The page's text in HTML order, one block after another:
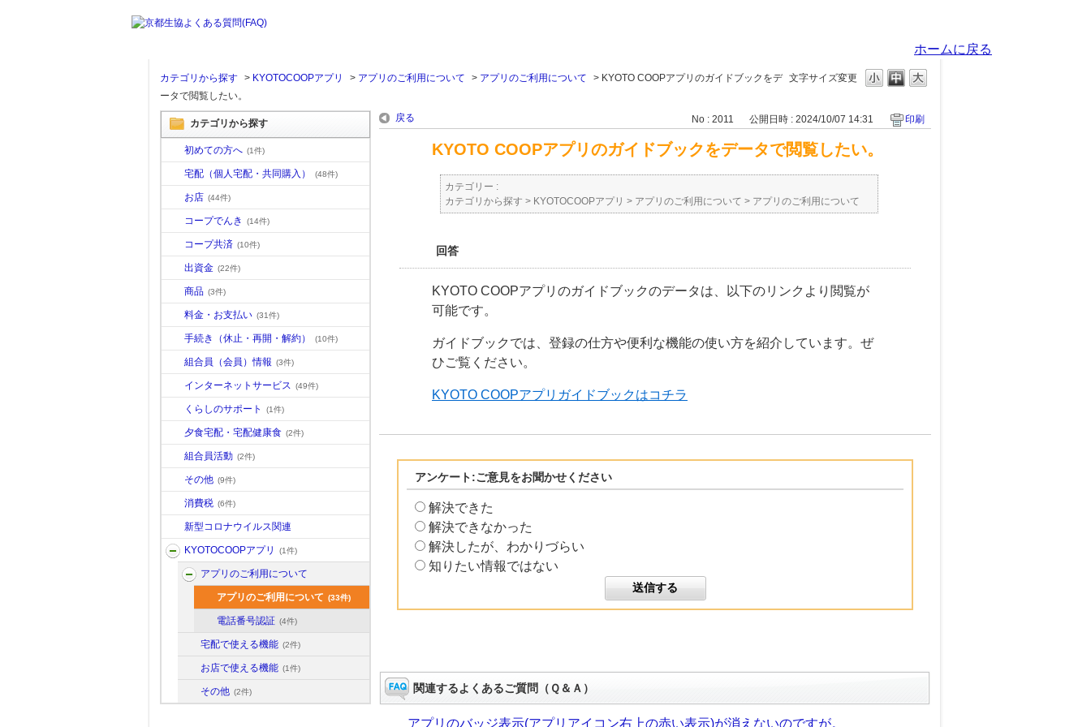
ホームに戻る
文字サイズ変更
カテゴリから探す > KYOTOCOOPアプリ > アプリのご利用について > アプリのご利用について > KYOTO COOPアプリのガイドブックをデ
ータで閲覧したい。
カテゴリから探す
初めての方へ (1件)
宅配（個人宅配・共同購入） (48件)
お店 (44件)
コープでんき (14件)
コープ共済 (10件)
出資金 (22件)
商品 (3件)
料金・お支払い (31件)
手続き（休止・再開・解約） (10件)
組合員（会員）情報 (3件)
インターネットサービス (49件)
くらしのサポート (1件)
夕食宅配・宅配健康食 (2件)
組合員活動 (2件)
その他 (9件)
消費税 (6件)
新型コロナウイルス関連
KYOTOCOOPアプリ (1件)
アプリのご利用について
アプリのご利用について (33件)
電話番号認証 (4件)
宅配で使える機能 (2件)
お店で使える機能 (1件)
その他 (2件)
戻る No : 2011 公開日時 : 2024/10/07 14:31 印刷
KYOTO COOPアプリのガイドブックをデータで閲覧したい。
カテゴリー :
カテゴリから探す > KYOTOCOOPアプリ > アプリのご利用について > アプリのご利用について
回答
KYOTO COOPアプリのガイドブックのデータは、以下のリンクより閲覧が
可能です。
ガイドブックでは、登録の仕方や便利な機能の使い方を紹介しています。ぜ
ひご覧ください。
KYOTO COOPアプリガイドブックはコチラ
アンケート:ご意見をお聞かせください
解決できた
解決できなかった
解決したが、わかりづらい
知りたい情報ではない
関連するよくあるご質問（Ｑ＆Ａ）
アプリのバッジ表示(アプリアイコン右上の赤い表示)が消えないのですが。